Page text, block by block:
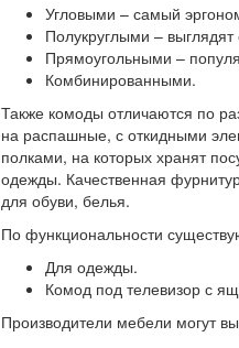
Угловыми – самый
Полукруглыми –
Прямоугольными –
Комбинированными.
Также комоды отличаются по
на распашные, с откидными
полками, на которых хранят
одежды. Качественная
для обуви, белья.
По функциональности
Для одежды.
Комод под телевизор с
Производители мебели могут